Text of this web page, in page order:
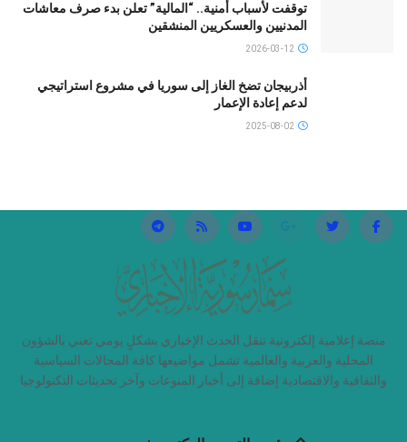
توقفت لأسباب أمنية.. “المالية” تعلن بدء صرف معاشات
المدنيين والعسكريين المنشقين
أذربيجان تضخ الغاز إلى سوريا في مشروع استراتيجي
لدعم إعادة الإعمار
منصة إعلامية إلكترونية تنقل الحدث الإخباري بشكلٍ يومي تعني بالشؤون
المحلية والعربية والعالمية تشمل مواضيعها كافة المجالات السياسية
والثقافية والاقتصادية إضافة إلى أخبار المنوعات وآخر تحديثات التكنولوجيا